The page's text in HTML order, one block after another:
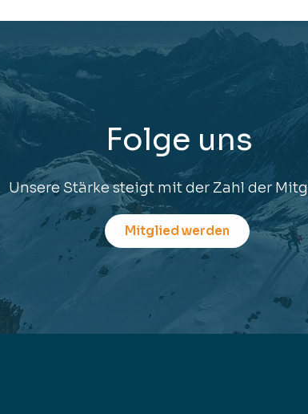
Folge uns
Unsere Stärke steigt mit der Zahl der
Mitglied werden